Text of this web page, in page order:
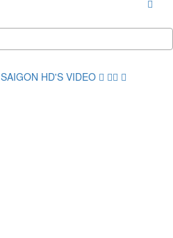
SAIGON HD'S VIDEO